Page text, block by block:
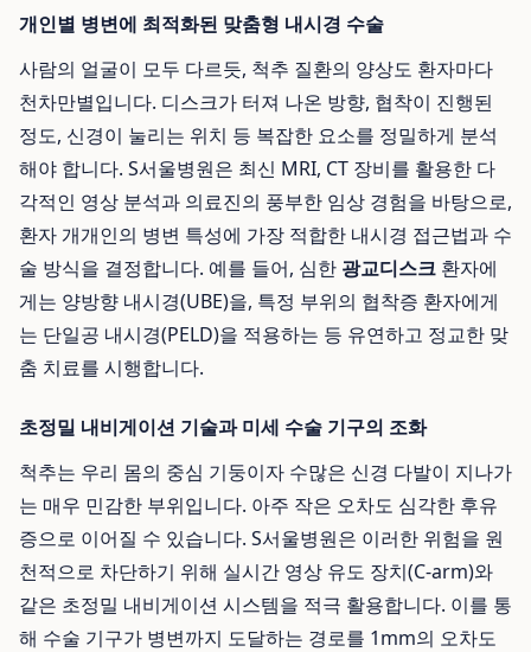
개인별 병변에 최적화된 맞춤형 내시경 수술
사람의 얼굴이 모두 다르듯, 척추 질환의 양상도 환자마다
천차만별입니다. 디스크가 터져 나온 방향, 협착이 진행된
정도, 신경이 눌리는 위치 등 복잡한 요소를 정밀하게 분석
해야 합니다. S서울병원은 최신 MRI, CT 장비를 활용한 다
각적인 영상 분석과 의료진의 풍부한 임상 경험을 바탕으로,
환자 개개인의 병변 특성에 가장 적합한 내시경 접근법과 수
술 방식을 결정합니다. 예를 들어, 심한 광교디스크 환자에
게는 양방향 내시경(UBE)을, 특정 부위의 협착증 환자에게
는 단일공 내시경(PELD)을 적용하는 등 유연하고 정교한 맞
춤 치료를 시행합니다.
초정밀 내비게이션 기술과 미세 수술 기구의 조화
척추는 우리 몸의 중심 기둥이자 수많은 신경 다발이 지나가
는 매우 민감한 부위입니다. 아주 작은 오차도 심각한 후유
증으로 이어질 수 있습니다. S서울병원은 이러한 위험을 원
천적으로 차단하기 위해 실시간 영상 유도 장치(C-arm)와
같은 초정밀 내비게이션 시스템을 적극 활용합니다. 이를 통
해 수술 기구가 병변까지 도달하는 경로를 1mm의 오차도